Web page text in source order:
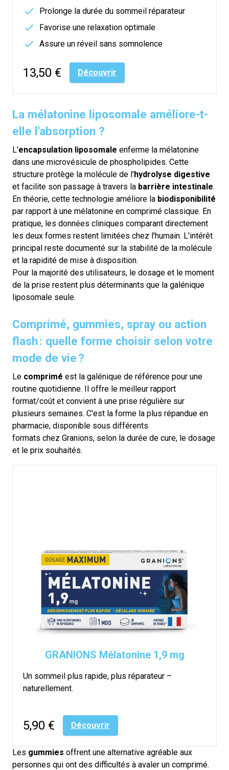
Prolonge la durée du sommeil réparateur
Favorise une relaxation optimale
Assure un réveil sans somnolence
13,50 € Découvrir
La mélatonine liposomale améliore-t-
elle l'absorption ?
L'encapsulation liposomale enferme la mélatonine
dans une microvésicule de phospholipides. Cette
structure protège la molécule de l'hydrolyse digestive
et facilite son passage à travers la barrière intestinale.
En théorie, cette technologie améliore la biodisponibilité
par rapport à une mélatonine en comprimé classique. En
pratique, les données cliniques comparant directement
les deux formes restent limitées chez l'humain. L'intérêt
principal reste documenté sur la stabilité de la molécule
et la rapidité de mise à disposition.
Pour la majorité des utilisateurs, le dosage et le moment
de la prise restent plus déterminants que la galénique
liposomale seule.
Comprimé, gummies, spray ou action
flash : quelle forme choisir selon votre
mode de vie ?
Le comprimé est la galénique de référence pour une
routine quotidienne. Il offre le meilleur rapport
format/coût et convient à une prise régulière sur
plusieurs semaines. C'est la forme la plus répandue en
pharmacie, disponible sous différents
formats chez Granions, selon la durée de cure, le dosage
et le prix souhaités.
GRANIONS Mélatonine 1,9 mg
Un sommeil plus rapide, plus réparateur –
naturellement.
5,90 € Découvrir
Les gummies offrent une alternative agréable aux
personnes qui ont des difficultés à avaler un comprimé.